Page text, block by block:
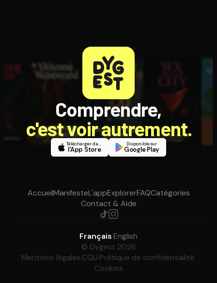
Comprendre,
c'est voir autrement.
Télécharger dans
l'App Store
Disponible sur
Google Play
AccueilManifesteL'appExplorerFAQCatégories
Contact & Aide
Français·English
© Dygest 2026
Mentions légales·CGU·Politique de confidentialité·
Cookies